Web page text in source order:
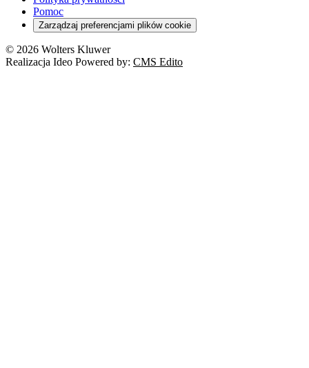
Pomoc
Zarządzaj preferencjami plików cookie
© 2026 Wolters Kluwer
Realizacja Ideo Powered by: CMS Edito